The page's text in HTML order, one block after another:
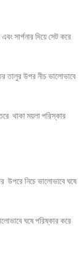
সার্পনার দিয়ে সেট করে
তালুর উপর নীচ ভালোভাবে
থাকা ময়লা পরিস্কার
উপরে নিচে ভালোভাবে ঘষে
ঘষে পরিষ্কার করে